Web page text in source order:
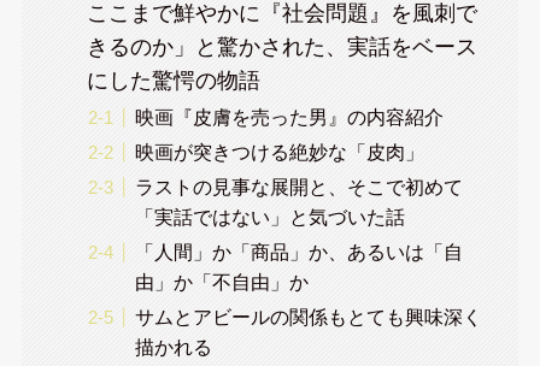
ここまで鮮やかに『社会問題』を風刺で
きるのか」と驚かされた、実話をベース
にした驚愕の物語
映画『皮膚を売った男』の内容紹介
映画が突きつける絶妙な「皮肉」
ラストの見事な展開と、そこで初めて
「実話ではない」と気づいた話
「人間」か「商品」か、あるいは「自
由」か「不自由」か
サムとアビールの関係もとても興味深く
描かれる